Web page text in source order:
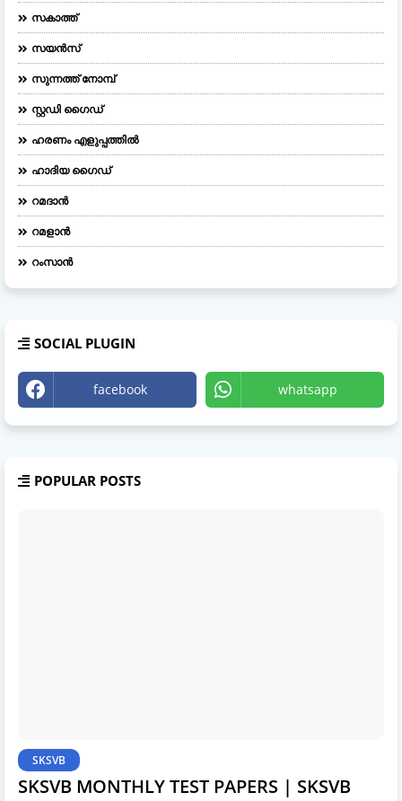
സകാത്ത്
സയൻസ്
സുന്നത്ത് നോമ്പ്
സ്റ്റഡി ഗൈഡ്
ഹരണം എളുപ്പത്തിൽ
ഹാദിയ ഗൈഡ്
റമദാൻ
റമളാൻ
റംസാൻ
SOCIAL PLUGIN
facebook whatsapp
POPULAR POSTS
SKSVB
SKSVB MONTHLY TEST PAPERS | SKSVB